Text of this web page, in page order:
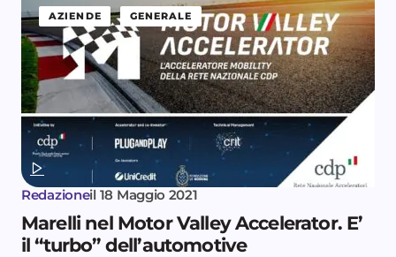
AZIENDE GENERALE
Redazioneil 18 Maggio 2021
Marelli nel Motor Valley Accelerator. E’
il “turbo” dell’automotive